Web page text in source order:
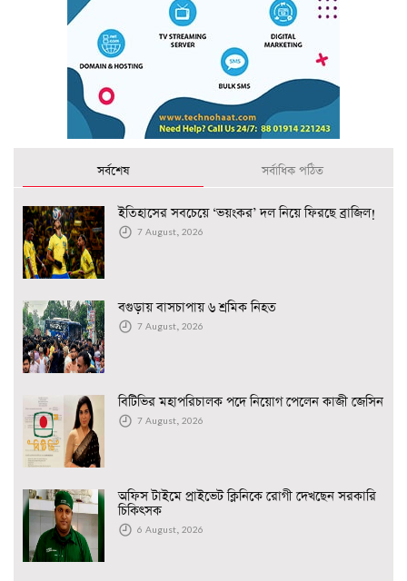
সর্বশেষ সর্বাধিক পঠিত
ইতিহাসের সবচেয়ে ‘ভয়ংকর’ দল নিয়ে ফিরছে ব্রাজিল!
7 August, 2026
বগুড়ায় বাসচাপায় ৬ শ্রমিক নিহত
7 August, 2026
বিটিভির মহাপরিচালক পদে নিয়োগ পেলেন কাজী জেসিন
7 August, 2026
অফিস টাইমে প্রাইভেট ক্লিনিকে রোগী দেখছেন সরকারি
চিকিৎসক
6 August, 2026